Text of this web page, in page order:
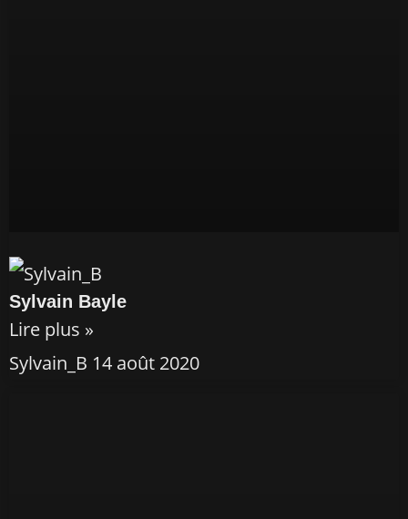
Sylvain Bayle
Lire plus »
Sylvain_B 14 août 2020